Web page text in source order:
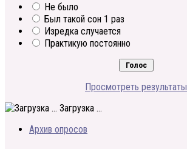
Не было
Был такой сон 1 раз
Изредка случается
Практикую постоянно
Просмотреть результаты
Загрузка ...
Архив опросов